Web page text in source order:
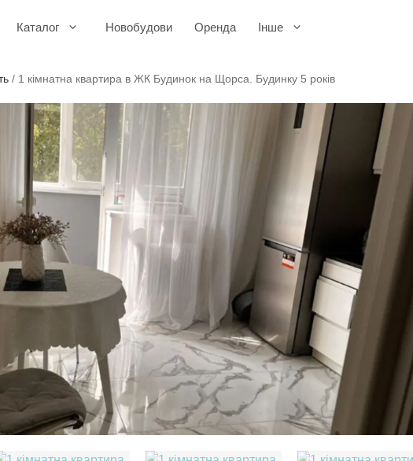
Каталог Новобудови Оренда Інше
/ 1 кімнатна квартира в ЖК Будинок на Щорса. Будинку 5 років